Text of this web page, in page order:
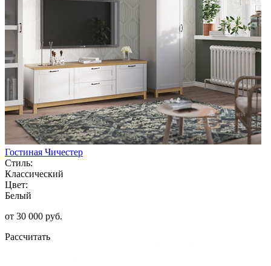
Гостиная Чичестер
Стиль:
Классический
Цвет:
Белый
от 30 000 руб.
Рассчитать